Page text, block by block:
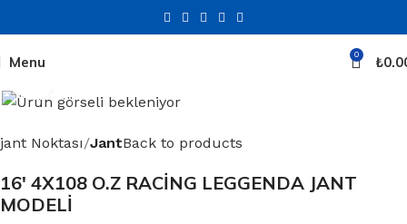
Menu 0 ₺
jant Noktası JantBack to products
16′ 4X108 O.Z RACİNG LEGGENDA JANT
MODELİ